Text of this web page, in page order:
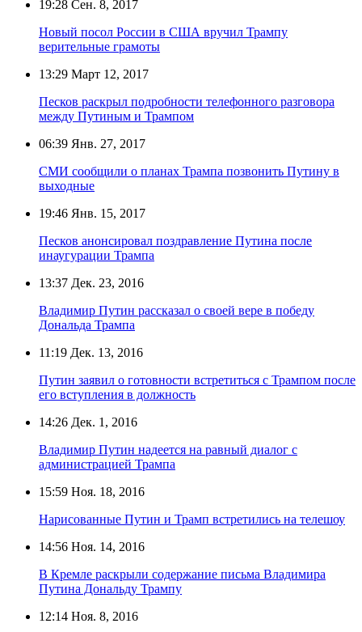
19:28 Сен. 8, 2017
Новый посол России в США вручил Трампу
верительные грамоты
13:29 Март 12, 2017
Песков раскрыл подробности телефонного разговора
между Путиным и Трампом
06:39 Янв. 27, 2017
СМИ сообщили о планах Трампа позвонить Путину в
выходные
19:46 Янв. 15, 2017
Песков анонсировал поздравление Путина после
инаугурации Трампа
13:37 Дек. 23, 2016
Владимир Путин рассказал о своей вере в победу
Дональда Трампа
11:19 Дек. 13, 2016
Путин заявил о готовности встретиться с Трампом после
его вступления в должность
14:26 Дек. 1, 2016
Владимир Путин надеется на равный диалог с
администрацией Трампа
15:59 Ноя. 18, 2016
Нарисованные Путин и Трамп встретились на телешоу
14:56 Ноя. 14, 2016
В Кремле раскрыли содержание письма Владимира
Путина Дональду Трампу
12:14 Ноя. 8, 2016